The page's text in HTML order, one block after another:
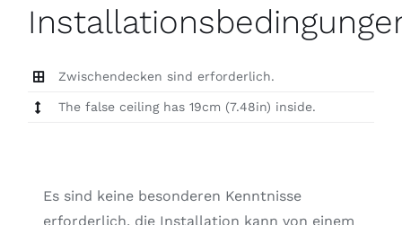
Zwischendecken sind erforderlich.
The false ceiling has 19cm (7.48in) inside.
Es sind keine besonderen Kenntnisse
erforderlich, die Installation kann von einem